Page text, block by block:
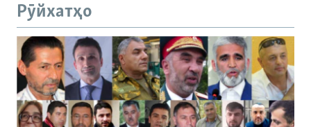
Рӯйхатҳо